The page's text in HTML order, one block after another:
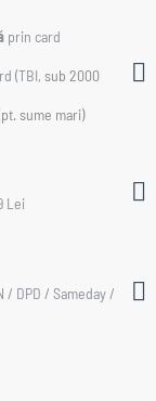
prin card
(TBI, sub 2000
sume mari)
Lei
/ DPD / Sameday /